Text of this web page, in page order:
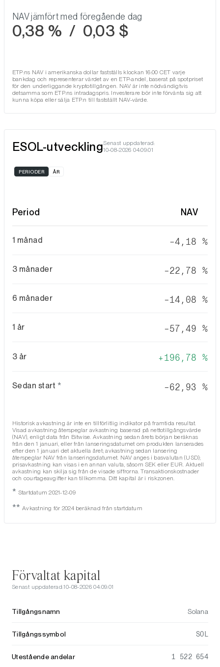
NAV jämfört med föregående dag
0,38 % / 0,03 $
ETP:ns NAV i amerikanska dollar fastställs klockan 16:00 CET varje
bankdag och representerar värdet av en ETP-andel, baserat på spotpriset
för den underliggande kryptotillgången. NAV är inte nödvändigtvis
detsamma som ETP:ns intradagspris. Investerare bör inte förvänta sig att
kunna köpa eller sälja ETP:n till fastställt NAV-värde.
ESOL-utvecklingSenast uppdaterad:
10-08-2026 04:09:01
PERIODER ÅR
Period NAV
1 månad −4,18 %
3 månader −22,78 %
6 månader −14,08 %
1 år −57,49 %
3 år 196,78 %
Sedan start * −62,93 %
Historisk avkastning är inte en tillförlitlig indikator på framtida resultat.
Visad avkastning återspeglar avkastning baserad på nettotillgångsvärde
(NAV), enligt data från Bitwise. Avkastning sedan årets början beräknas
från den 1 januari, eller från lanseringsdatumet om produkten lanserades
efter den 1 januari det aktuella året; avkastning sedan lansering
återspeglar NAV från lanseringsdatumet. NAV anges i basvalutan (USD);
prisavkastning kan visas i en annan valuta, såsom SEK eller EUR. Aktuell
avkastning kan skilja sig från de visade siffrorna. Transaktionskostnader
och courtageavgifter kan tillkomma. Ditt kapital är i riskzonen.
* Startdatum 2021-12-09
** Avkastning för 2024 beräknad från startdatum
Förvaltat kapital
Senast uppdaterad:10-08-2026 04:09:01
Tillgångsnamn Solana
Tillgångssymbol SOL
Utestående andelar 1 522 654